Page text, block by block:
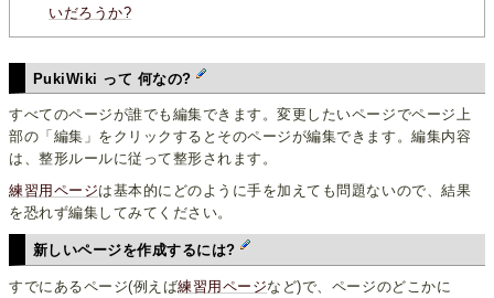
いだろうか?
PukiWiki って 何なの?
すべてのページが誰でも編集できます。変更したいページでページ上
部の「編集」をクリックするとそのページが編集できます。編集内容
は、整形ルールに従って整形されます。
練習用ページは基本的にどのように手を加えても問題ないので、結果
を恐れず編集してみてください。
新しいページを作成するには?
すでにあるページ(例えば練習用ページなど)で、ページのどこかに